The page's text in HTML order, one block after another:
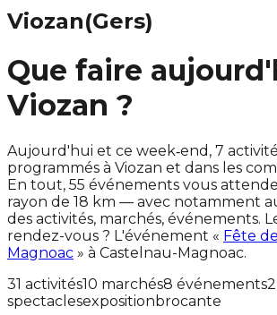
Viozan(Gers)
Que faire
Viozan ?
Aujourd'hui et ce week‑end, 7
programmés à Viozan et dans les
En tout, 55 événements vous
rayon de 18 km — avec notamment
des activités, marchés, événements.
rendez-vous ? L'événement « Fête
Magnoac » à Castelnau-Magnoac.
31 activités10 marchés8 événements2
spectaclesexpositionbrocante